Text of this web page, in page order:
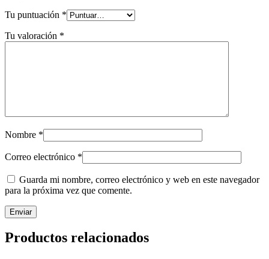
Tu puntuación *
Tu valoración *
Nombre *
Correo electrónico *
Guarda mi nombre, correo electrónico y web en este navegador
para la próxima vez que comente.
Productos relacionados